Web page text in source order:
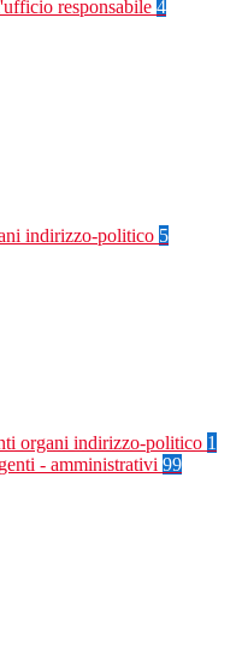
responsabile 4
indirizzo-politico 5
organi indirizzo-politico 1
- amministrativi 99